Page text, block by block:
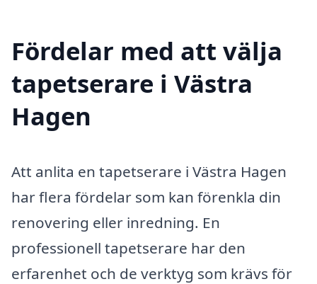
Fördelar med att välja
tapetserare i Västra
Hagen
Att anlita en tapetserare i Västra Hagen
har flera fördelar som kan förenkla din
renovering eller inredning. En
professionell tapetserare har den
erfarenhet och de verktyg som krävs för